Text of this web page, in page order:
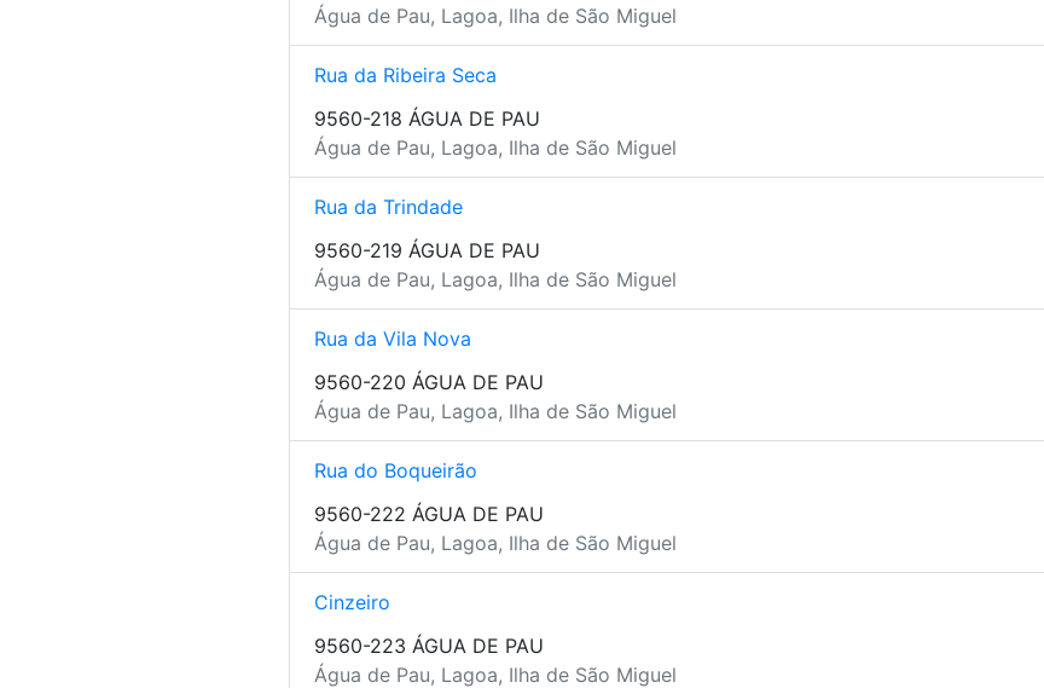
Água de Pau, Lagoa, Ilha de São Miguel
Rua da Ribeira Seca
9560-218 ÁGUA DE PAU
Água de Pau, Lagoa, Ilha de São Miguel
Rua da Trindade
9560-219 ÁGUA DE PAU
Água de Pau, Lagoa, Ilha de São Miguel
Rua da Vila Nova
9560-220 ÁGUA DE PAU
Água de Pau, Lagoa, Ilha de São Miguel
Rua do Boqueirão
9560-222 ÁGUA DE PAU
Água de Pau, Lagoa, Ilha de São Miguel
Cinzeiro
9560-223 ÁGUA DE PAU
Água de Pau, Lagoa, Ilha de São Miguel